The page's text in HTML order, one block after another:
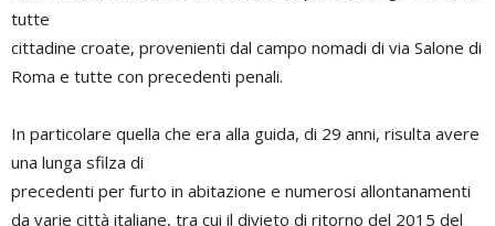
tutte
cittadine croate, provenienti dal campo nomadi di via Salone di
Roma e tutte con precedenti penali.
In particolare quella che era alla guida, di 29 anni, risulta avere
una lunga sfilza di
precedenti per furto in abitazione e numerosi allontanamenti
da varie città italiane, tra cui il divieto di ritorno del 2015 del